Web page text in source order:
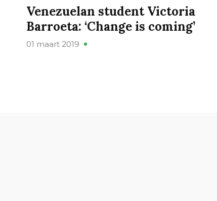
Venezuelan student Victoria
Barroeta: ‘Change is coming’
01 maart 2019